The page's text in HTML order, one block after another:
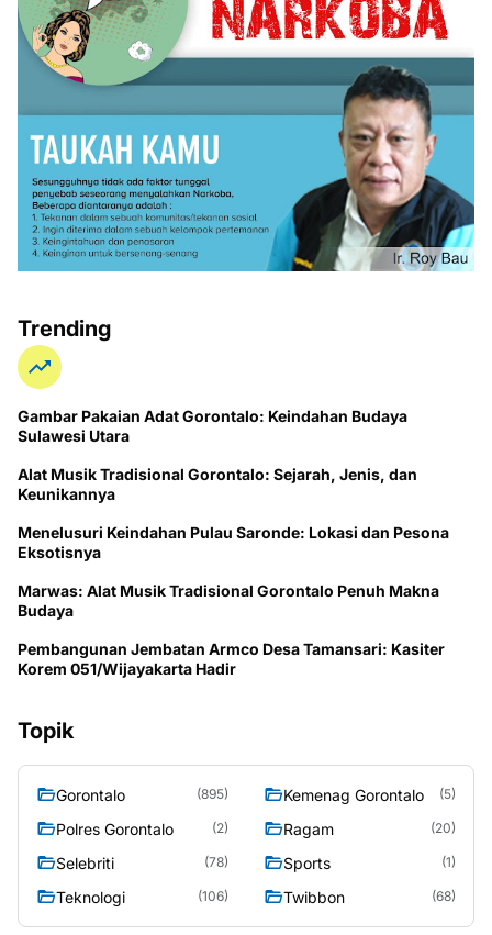
Trending
Gambar Pakaian Adat Gorontalo: Keindahan Budaya
Sulawesi Utara
Alat Musik Tradisional Gorontalo: Sejarah, Jenis, dan
Keunikannya
Menelusuri Keindahan Pulau Saronde: Lokasi dan Pesona
Eksotisnya
Marwas: Alat Musik Tradisional Gorontalo Penuh Makna
Budaya
Pembangunan Jembatan Armco Desa Tamansari: Kasiter
Korem 051/Wijayakarta Hadir
Topik
Gorontalo (895) Kemenag Gorontalo (5)
Polres Gorontalo (2) Ragam (20)
Selebriti (78) Sports (1)
Teknologi (106) Twibbon (68)